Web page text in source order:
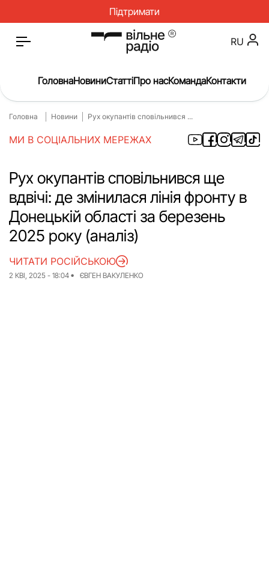
Підтримати
Головна
Окупація
Про нас
Війна
Гроші
Освіта
Інструкції
Медицина
ЖКГ
RU
ГоловнаНовиниСтаттіПро насКомандаКонтакти
Головна Новини Рух окупантів сповільнився ...
МИ В СОЦІАЛЬНИХ МЕРЕЖАХ
Рух окупантів сповільнився ще
вдвічі: де змінилася лінія фронту в
Донецькій області за березень
2025 року (аналіз)
2 КВІ, 2025 - 18:04 ЄВГЕН ВАКУЛЕНКО
ЧИТАТИ РОСІЙСЬКОЮ